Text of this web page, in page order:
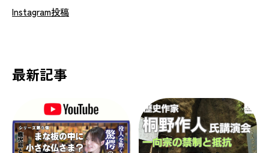
Instagram投稿
最新記事